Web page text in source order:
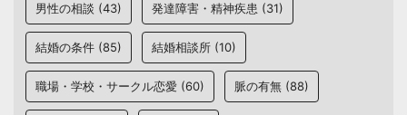
男性の相談 (43) 発達障害・精神疾患 (31)
結婚の条件 (85) 結婚相談所 (10)
職場・学校・サークル恋愛 (60) 脈の有無 (88)